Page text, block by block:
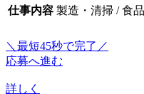
仕事内容 製造・清掃 / 食
＼最短45秒で完了／
応募へ進む
詳しく